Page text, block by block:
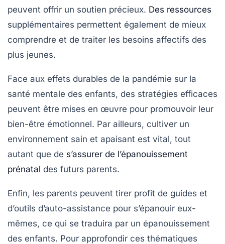
peuvent offrir un soutien précieux. Des ressources
supplémentaires permettent également de mieux
comprendre et de traiter les besoins affectifs des
plus jeunes.
Face aux effets durables de la pandémie sur la
santé mentale des enfants, des stratégies efficaces
peuvent être mises en œuvre pour promouvoir leur
bien-être émotionnel. Par ailleurs, cultiver un
environnement sain et apaisant est vital, tout
autant que de s’assurer de l’épanouissement
prénatal des futurs parents.
Enfin, les parents peuvent tirer profit de guides et
d’outils d’auto-assistance pour s’épanouir eux-
mêmes, ce qui se traduira par un épanouissement
des enfants. Pour approfondir ces thématiques